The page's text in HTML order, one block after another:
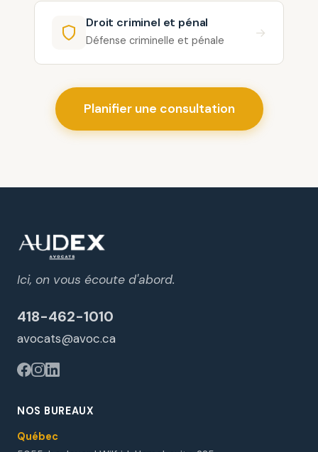
Droit criminel et pénal
Défense criminelle et pénale →
Planifier une consultation
Ici, on vous écoute d'abord.
418-462-1010
avocats@avoc.ca
NOS BUREAUX
Québec